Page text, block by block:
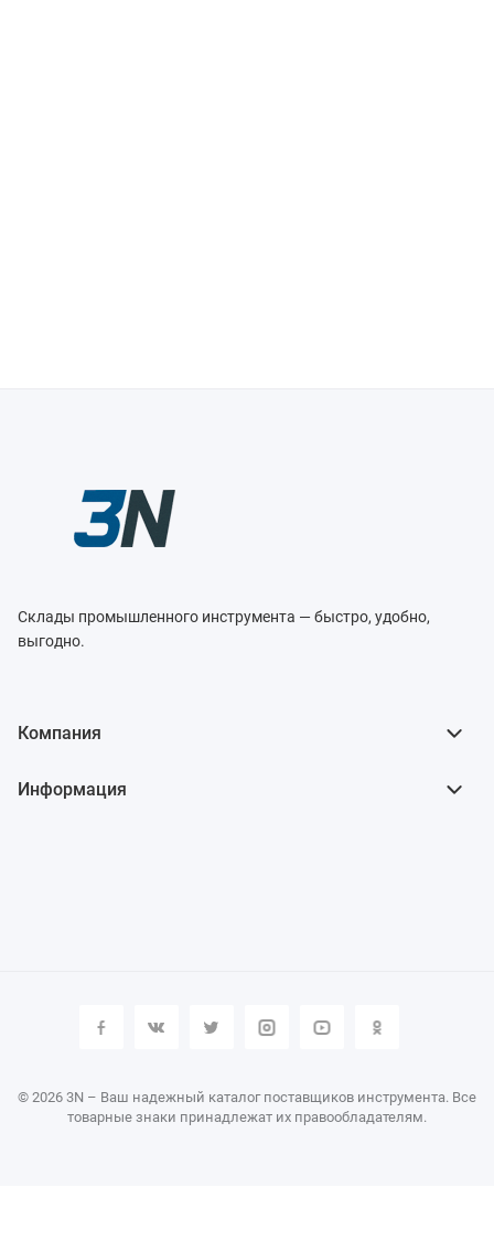
Склады промышленного инструмента — быстро, удобно,
выгодно.
Компания
Информация
© 2026 3N – Ваш надежный каталог поставщиков инструмента. Все
товарные знаки принадлежат их правообладателям.